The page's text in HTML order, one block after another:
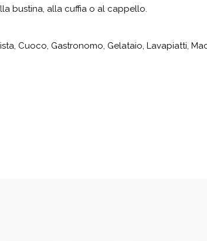
bustina, alla cuffia o al cappello.
Cuoco, Gastronomo, Gelataio, Lavapiatti,